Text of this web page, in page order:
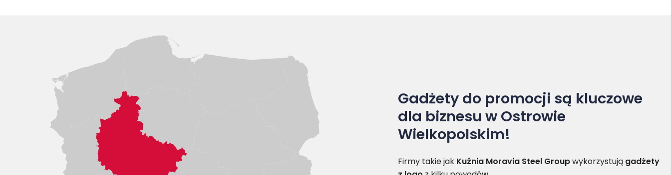
Gadżety do promocji są kluczowe
dla biznesu w Ostrowie
Wielkopolskim!
Firmy takie jak Kuźnia Moravia Steel Groupwykorzystują gadżety